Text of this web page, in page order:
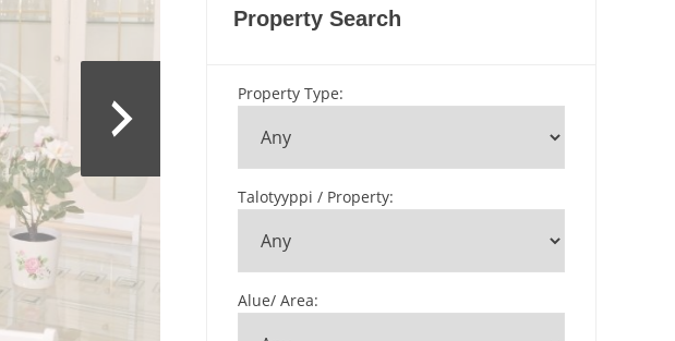
Property Search
Property Type:
Talotyyppi / Property:
Alue/ Area: